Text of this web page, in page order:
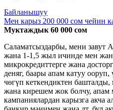
Байланышуу
Мен карыз 200 000 сом чейин
Муктаждык 60 000 сом
Саламатсыздарбы, мени завут
жана 1-1,5 жыл ичинде мен
микрокредиттерге жана
деняг, баары апам катуу
чөгүп кеткендиктен башталды,
жана кирешем жок болчу, апам
кампаниялардан карызга акча